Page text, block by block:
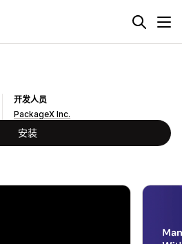
开发人员
PackageX Inc.
安装